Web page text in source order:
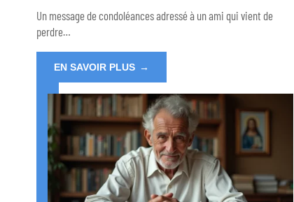
Un message de condoléances adressé à un ami qui vient de
perdre…
EN SAVOIR PLUS